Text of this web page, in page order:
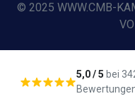
© 2025 WWW.CMB-
5,0 / 5 bei